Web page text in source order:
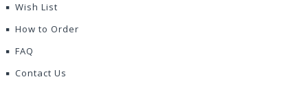
Wish List
How to Order
FAQ
Contact Us